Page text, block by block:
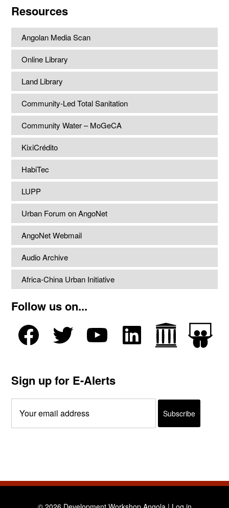
Resources
Angolan Media Scan
Online Library
Land Library
Community-Led Total Sanitation
Community Water – MoGeCA
KixiCrédito
HabiTec
LUPP
Urban Forum on AngoNet
AngoNet Webmail
Audio Archive
Africa-China Urban Initiative
Follow us on...
Sign up for E-Alerts